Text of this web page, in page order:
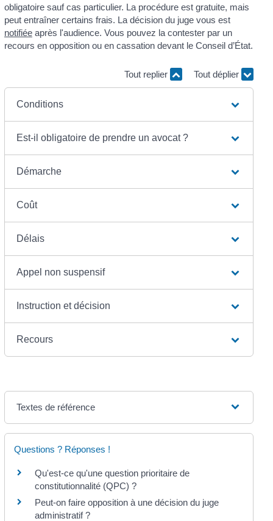
obligatoire sauf cas particulier. La procédure est gratuite, mais
peut entraîner certains frais. La décision du juge vous est
notifiéeaprès l'audience. Vous pouvez la contester par un
recours en opposition ou en cassation devant le Conseil d’État.
Tout replier Tout déplier
Conditions
Est-il obligatoire de prendre un avocat ?
Démarche
Coût
Délais
Appel non suspensif
Instruction et décision
Recours
Textes de référence
Questions ? Réponses !
Qu'est-ce qu'une question prioritaire de
constitutionnalité (QPC) ?
Peut-on faire opposition à une décision du juge
administratif ?